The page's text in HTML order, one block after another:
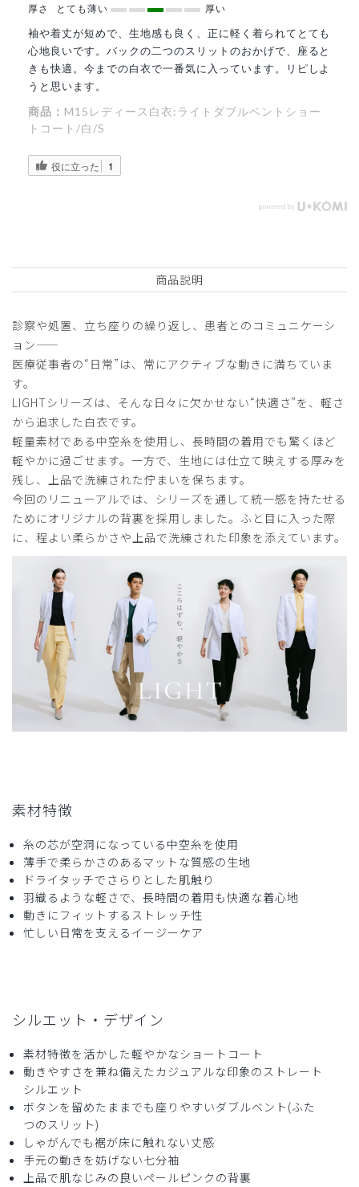
厚さ
とても薄い 厚い
袖や着丈が短めで、生地感も良く、正に軽く着られてとても
心地良いです。バックの二つのスリットのおかげで、座ると
きも快適。今までの白衣で一番気に入っています。リピしよ
うと思います。
商品： M15レディース白衣:ライトダブルベントショー
トコート/白/S
役に立った 1
商品説明
診察や処置、立ち座りの繰り返し、患者とのコミュニケーシ
ョン——
医療従事者の“日常”は、常にアクティブな動きに満ちていま
す。
LIGHTシリーズは、そんな日々に欠かせない“快適さ”を、軽さ
から追求した白衣です。
軽量素材である中空糸を使用し、長時間の着用でも驚くほど
軽やかに過ごせます。一方で、生地には仕立て映えする厚みを
残し、上品で洗練された佇まいを保ちます。
今回のリニューアルでは、シリーズを通して統一感を持たせる
ためにオリジナルの背裏を採用しました。ふと目に入った際
に、程よい柔らかさや上品で洗練された印象を添えています。
素材特徴
糸の芯が空洞になっている中空糸を使用
薄手で柔らかさのあるマットな質感の生地
ドライタッチでさらりとした肌触り
羽織るような軽さで、長時間の着用も快適な着心地
動きにフィットするストレッチ性
忙しい日常を支えるイージーケア
シルエット・デザイン
素材特徴を活かした軽やかなショートコート
動きやすさを兼ね備えたカジュアルな印象のストレート
シルエット
ボタンを留めたままでも座りやすいダブルベント(ふた
つのスリット)
しゃがんでも裾が床に触れない丈感
手元の動きを妨げない七分袖
上品で肌なじみの良いペールピンクの背裏